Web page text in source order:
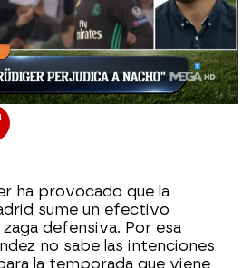
de 2022, 06:00
de 2022, 02:35
ha provocado que la
sume un efectivo
defensiva. Por esa
no sabe las intenciones
la temporada que viene